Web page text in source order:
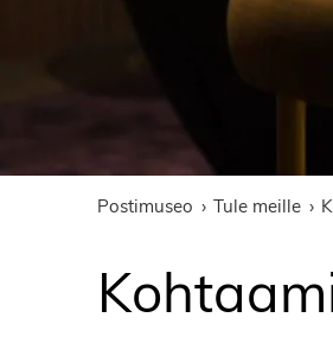
Postimuseo Tule meille